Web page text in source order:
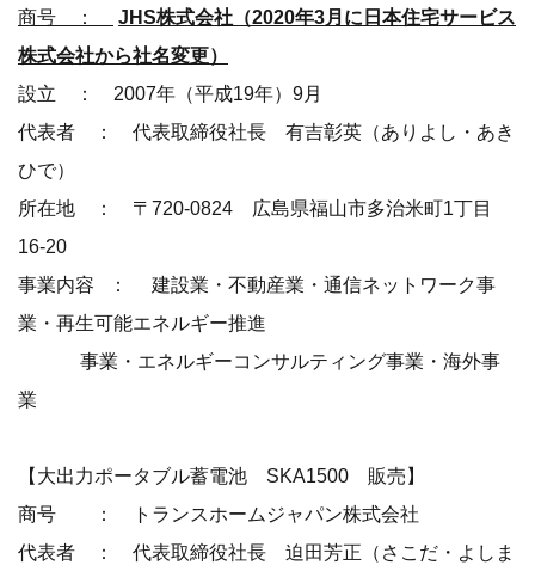
商号 ：
JHS株式会社（2020年3月に日本住宅サービス
株式会社から社名変更）
設立 ： 2007年（平成19年）9月
代表者 ： 代表取締役社長 有吉彰英（ありよし・あき
ひで）
所在地 ： 〒720-0824 広島県福山市多治米町1丁目
16-20
事業内容 ： 建設業・不動産業・通信ネットワーク事
業・再生可能エネルギー推進
事業・エネルギーコンサルティング事業・海外事
業
【大出力ポータブル蓄電池 SKA1500 販売】
商号 ： トランスホームジャパン株式会社
代表者 ： 代表取締役社長 迫田芳正（さこだ・よしま